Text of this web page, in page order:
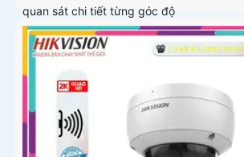
quan sát chi tiết từng góc độ